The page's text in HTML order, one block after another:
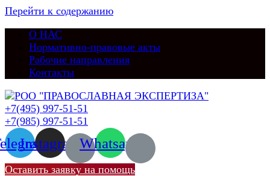
Перейти к содержанию
О НАС
Нормативно-правовые акты
Рабочие направления
Контакты
+7(495) 997-51-51
+7(985) 997-51-51
InstagramWhatsapp
Оставить заявку на помощь